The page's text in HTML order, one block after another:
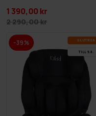
1 390,00 kr
2 290,00 kr
-39% SLUT­REA
TILL 9.8.